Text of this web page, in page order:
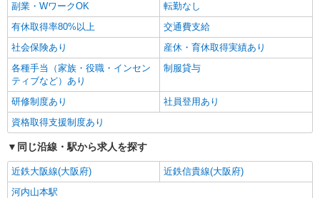
週3勤務≫≪夕方退社≫
時給1550円〜2187円 ＜日払い有/週払い有/交
通費全支給(ガソリン代含む)＞
八尾市
キープ
派遣社員
株式会社kotrio /●OS-H2-2094042
NEW
＜面接なし＞デイサービスでリハビリ補助・
送迎など＊八尾市
時給1550円〜2187円 ＜日払い有/週払い有/交
副業・WワークOK
転勤なし
有休取得率80%以上
交通費支給
社会保険あり
産休・育休取得実績あり
各種手当（家族・役職・インセン
ティブなど）あり
制服貸与
研修制度あり
社員登用あり
資格取得支援制度あり
同じ沿線・駅から求人を探す
近鉄大阪線(大阪府)
近鉄信貴線(大阪府)
河内山本駅